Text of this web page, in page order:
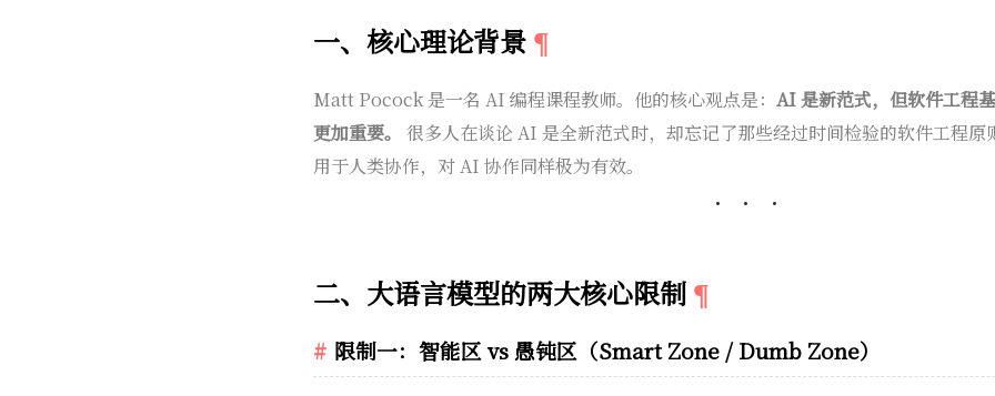
一、核心理论背景
Matt Pocock 是一名 AI 编程课程教师。他的核心观点是： AI 是新范式，但软件工程
更加重要。
很多人在谈论 AI 是全新范式时，却忘记了那些经过时间检验的软件工程
用于人类协作，对 AI 协作同样极为有效。
二、大语言模型的两大核心限制
限制一：智能区 vs 愚钝区（Smart Zone / Dumb Zone）